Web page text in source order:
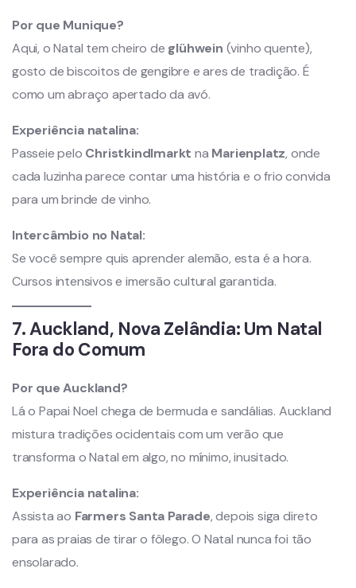
Por que Munique?
Aqui, o Natal tem cheiro de glühwein (vinho quente),
gosto de biscoitos de gengibre e ares de tradição. É
como um abraço apertado da avó.
Experiência natalina:
Passeie pelo Christkindlmarkt na Marienplatz, onde
cada luzinha parece contar uma história e o frio convida
para um brinde de vinho.
Intercâmbio no Natal:
Se você sempre quis aprender alemão, esta é a hora.
Cursos intensivos e imersão cultural garantida.
7. Auckland, Nova Zelândia: Um Natal
Fora do Comum
Por que Auckland?
Lá o Papai Noel chega de bermuda e sandálias. Auckland
mistura tradições ocidentais com um verão que
transforma o Natal em algo, no mínimo, inusitado.
Experiência natalina:
Assista ao Farmers Santa Parade, depois siga direto
para as praias de tirar o fôlego. O Natal nunca foi tão
ensolarado.